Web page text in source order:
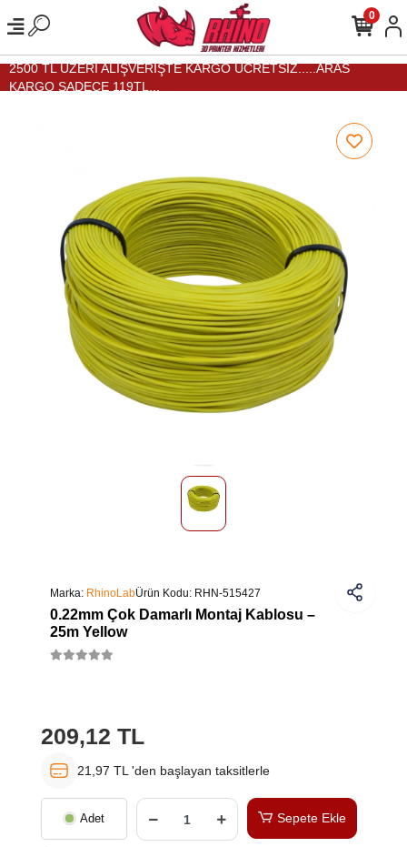
2500 TL ÜZERİ ALIŞVERİŞTE KARGO ÜCRETSİZ.....ARAS
KARGO SADECE 119TL...
0
Marka: RhinoLabÜrün Kodu: RHN-515427
0.22mm Çok Damarlı Montaj Kablosu –
25m Yellow
209,12 TL
21,97 TL 'den başlayan taksitlerle
Adet Sepete Ekle